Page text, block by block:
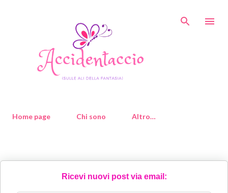
Home page Chi sono Altro…
Ricevi nuovi post via email: